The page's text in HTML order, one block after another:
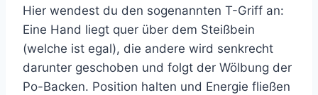
Hier wendest du den sogenannten T-Griff an:
Eine Hand liegt quer über dem Steißbein
(welche ist egal), die andere wird senkrecht
darunter geschoben und folgt der Wölbung der
Po-Backen. Position halten und Energie fließen